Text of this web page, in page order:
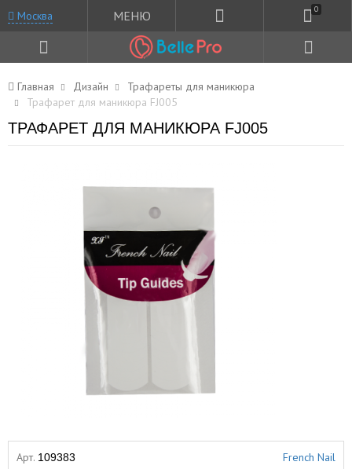
Москва МЕНЮ 0
Главная Дизайн
Трафареты для маникюра
Трафарет для маникюра FJ005
ТРАФАРЕТ ДЛЯ МАНИКЮРА FJ005
Арт. 109383 French Nail